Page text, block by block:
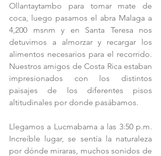
Ollantaytambo para tomar mate de
coca, luego pasamos el abra Malaga a
4,200 msnm y en Santa Teresa nos
detuvimos a almorzar y recargar los
alimentos necesarios para el recorrido.
Nuestros amigos de Costa Rica estaban
impresionados con los distintos
paisajes de los diferentes pisos
altitudinales por donde pasábamos.
Llegamos a Lucmabama a las 3:50 p.m.
Increíble lugar, se sentía la naturaleza
por dónde miraras, muchos sonidos de